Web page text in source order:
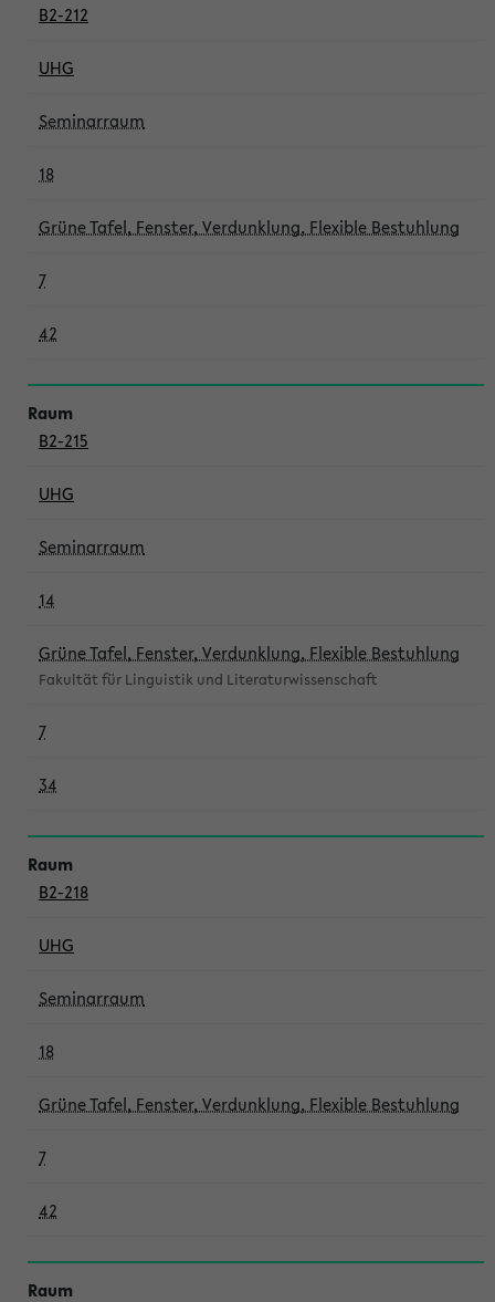
B2-212
UHG
Seminarraum
18
Grüne Tafel, Fenster, Verdunklung, Flexible Bestuhlung
7
42
B2-215
UHG
Seminarraum
14
Grüne Tafel, Fenster, Verdunklung, Flexible Bestuhlung
Fakultät für Linguistik und Literaturwissenschaft
7
34
B2-218
UHG
Seminarraum
18
Grüne Tafel, Fenster, Verdunklung, Flexible Bestuhlung
7
42